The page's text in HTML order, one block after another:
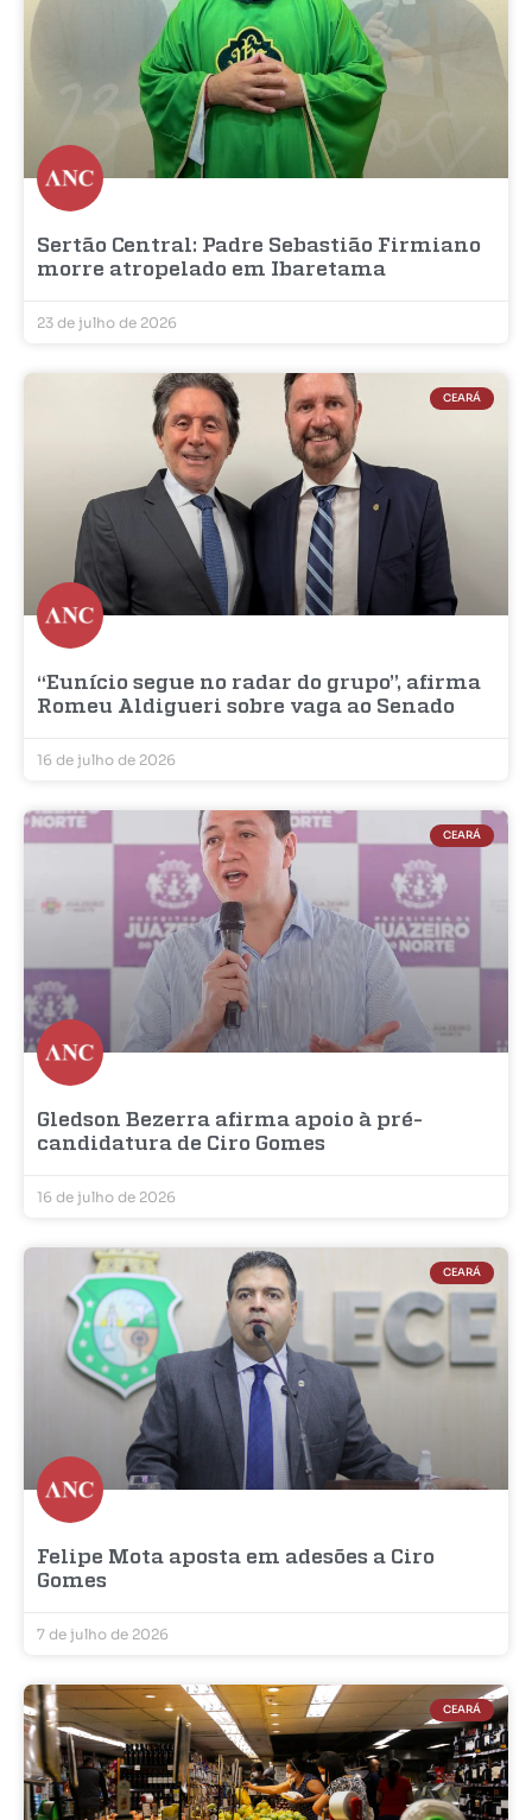
Sertão Central: Padre Sebastião Firmiano
morre atropelado em Ibaretama
23 de julho de 2026
CEARÁ
“Eunício segue no radar do grupo”, afirma
Romeu Aldigueri sobre vaga ao Senado
16 de julho de 2026
CEARÁ
Gledson Bezerra afirma apoio à pré-
candidatura de Ciro Gomes
16 de julho de 2026
CEARÁ
Felipe Mota aposta em adesões a Ciro
Gomes
7 de julho de 2026
CEARÁ